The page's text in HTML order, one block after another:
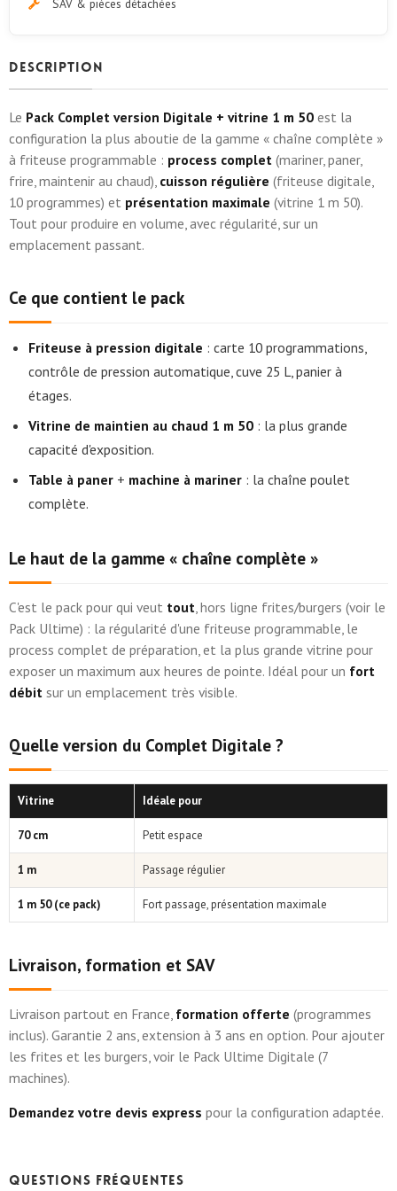
SAV & pièces détachées
Description
Le Pack Complet version Digitale + vitrine 1 m 50 est la
configuration la plus aboutie de la gamme « chaîne complète »
à friteuse programmable : process complet (mariner, paner,
frire, maintenir au chaud), cuisson régulière (friteuse digitale,
10 programmes) et présentation maximale (vitrine 1 m 50).
Tout pour produire en volume, avec régularité, sur un
emplacement passant.
Ce que contient le pack
Friteuse à pression digitale : carte 10 programmations,
contrôle de pression automatique, cuve 25 L, panier à
étages.
Vitrine de maintien au chaud 1 m 50 : la plus grande
capacité d'exposition.
Table à paner + machine à mariner : la chaîne poulet
complète.
Le haut de la gamme « chaîne complète »
C'est le pack pour qui veut tout, hors ligne frites/burgers (voir le
Pack Ultime) : la régularité d'une friteuse programmable, le
process complet de préparation, et la plus grande vitrine pour
exposer un maximum aux heures de pointe. Idéal pour un fort
débit sur un emplacement très visible.
Quelle version du Complet Digitale ?
Vitrine Idéale pour
70 cm Petit espace
1 m Passage régulier
1 m 50 (ce pack) Fort passage, présentation maximale
Livraison, formation et SAV
Livraison partout en France, formation offerte (programmes
inclus). Garantie 2 ans, extension à 3 ans en option. Pour ajouter
les frites et les burgers, voir le Pack Ultime Digitale (7
machines).
Demandez votre devis express pour la configuration adaptée.
Questions fréquentes